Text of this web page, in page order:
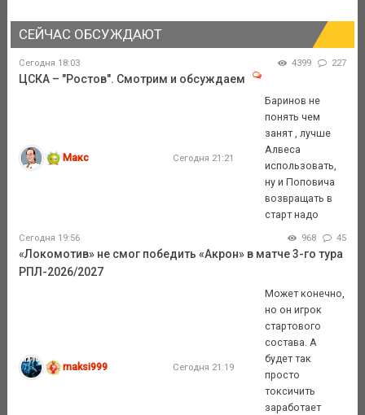
СЕЙЧАС ОБСУЖДАЮТ
Сегодня 18:03 4399 227
ЦСКА – "Ростов". Смотрим и обсуждаем
Макс Сегодня 21:21
Баринов не
понять чем
занят , лучше
Алвеса
использовать,
ну и Поповича
возвращать в
старт надо
Сегодня 19:56 968 45
«Локомотив» не смог победить «Акрон» в матче 3-го тура
РПЛ-2026/2027
maksi999 Сегодня 21:19
Может конечно,
но он игрок
стартового
состава. А
будет так
просто
токсичить
заработает